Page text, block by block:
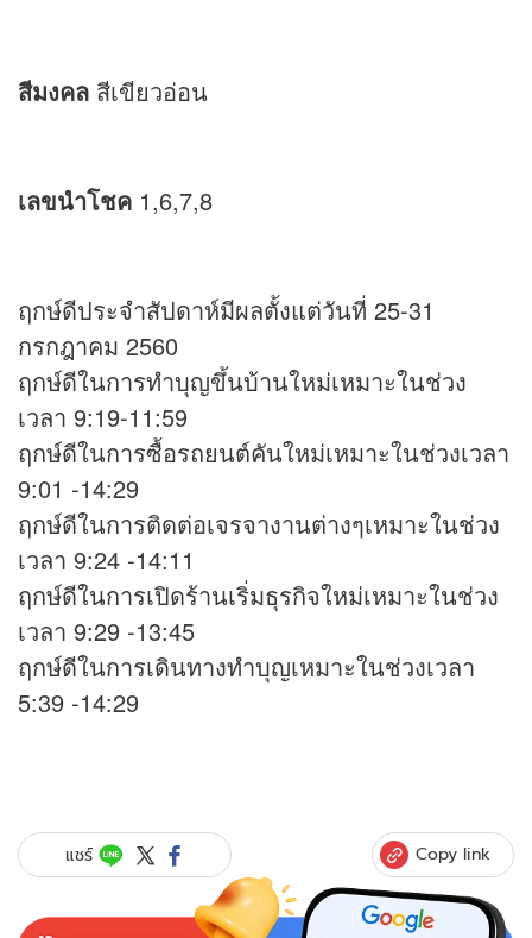
สีมงคล สีเขียวอ่อน
เลขนำโชค 1,6,7,8
ฤกษ์ดีประจำสัปดาห์มีผลตั้งแต่วันที่ 25-31
กรกฎาคม 2560
ฤกษ์ดีในการทำบุญขึ้นบ้านใหม่เหมาะในช่วง
เวลา 9:19-11:59
ฤกษ์ดีในการซื้อรถยนต์คันใหม่เหมาะในช่วงเวลา
9:01 -14:29
ฤกษ์ดีในการติดต่อเจรจางานต่างๆเหมาะในช่วง
เวลา 9:24 -14:11
ฤกษ์ดีในการเปิดร้านเริ่มธุรกิจใหม่เหมาะในช่วง
เวลา 9:29 -13:45
ฤกษ์ดีในการเดินทางทำบุญเหมาะในช่วงเวลา
5:39 -14:29
แชร์ Copy link